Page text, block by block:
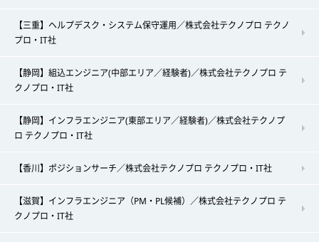
【三重】ヘルプデスク・システム保守運用／株式会社テクノプロ テクノ
プロ・IT社
【静岡】組込エンジニア(中部エリア／経験者)／株式会社テクノプロ テ
クノプロ・IT社
【静岡】インフラエンジニア(東部エリア／経験者)／株式会社テクノプ
ロ テクノプロ・IT社
【香川】ポジションサーチ／株式会社テクノプロ テクノプロ・IT社
【滋賀】インフラエンジニア（PM・PL候補）／株式会社テクノプロ テ
クノプロ・IT社